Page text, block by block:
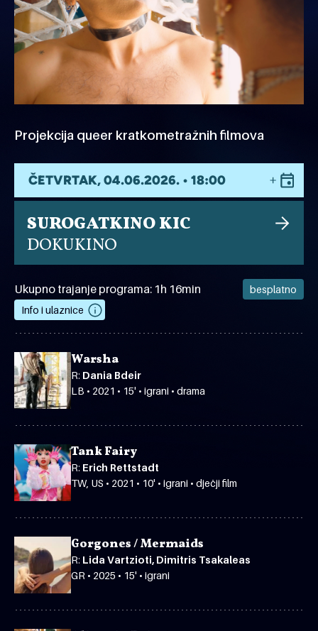
Projekcija queer kratkometražnih filmova
ČETVRTAK, 04.06.2026. • 18:00
SUROGATKINO KIC
DOKUKINO
Ukupno trajanje programa: 1h 16min
besplatno
Info i ulaznice
Warsha
R: Dania Bdeir
LB • 2021 • 15' • igrani • drama
Tank Fairy
R: Erich Rettstadt
TW, US • 2021 • 10' • igrani • dječji film
Gorgones / Mermaids
R: Lida Vartzioti, Dimitris Tsakaleas
GR • 2025 • 15' • igrani